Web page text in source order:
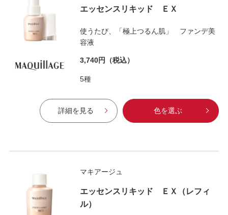
エッセンスリキッド ＥＸ
使うたび、「極上つるん肌」 ファンデ美
容液
3,740円 （税込）
5種
詳細を見る 色を選ぶ
マキアージュ
エッセンスリキッド ＥＸ（レフィ
ル）